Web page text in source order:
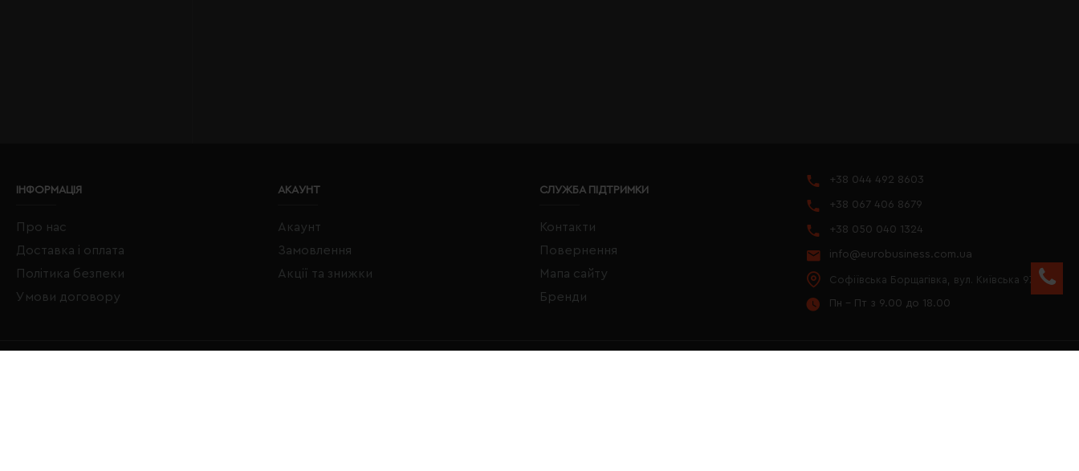
ІНФОРМАЦІЯ
Про нас
Доставка і оплата
Політика безпеки
Умови договору
АКАУНТ
Акаунт
Замовлення
Акції та знижки
СЛУЖБА ПІДТРИМКИ
Контакти
Повернення
Мапа сайту
Бренди
+38 044 492 8603
+38 067 406 8679
+38 050 040 1324
info@eurobusiness.com.ua
Софіївська Борщагівка, вул. Київська 97
Пн - Пт з 9.00 до 18.00